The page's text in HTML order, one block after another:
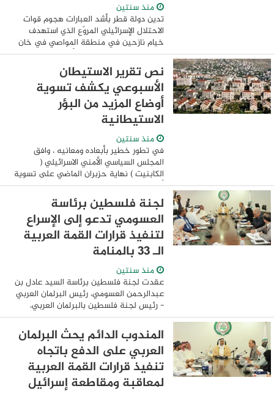
منذ سنتين
تدين دولة قطر بأشد العبارات هجوم قوات
الاحتلال الإسرائيلي المروّع الذي استهدف
خيام نازحين في منطقة المواصي في خان
يونس جنوبي قطاع غزة، وأدى إلى استشهاد
وإصابة مئات المدنيين العزّل، وتعدّه مجزرة ...
نص تقرير الاستيطان
الأسبوعي يكشف تسوية
أوضاع المزيد من البؤر
الاستيطانية
منذ سنتين
في تطور خطير بأبعاده ومعانيه ، وافق
المجلس السياسي الأمني الاسرائيلي (
الكابنيت ) نهاية حزبران الماضي على تسوية
أوضاعخمس بؤر استيطانية كان المستوطنون
قد شنوا منها 35 هجوما ضد الفلسطينيين
خلال العام ...
لجنة فلسطين برئاسة
العسومي تدعو إلى الإسراع
لتنفيذ قرارات القمة العربية
الـ 33 بالمنامة
منذ سنتين
عقدت لجنة فلسطين برئاسة السيد عادل بن
عبدالرحمن العسومي، رئيس البرلمان العربي
- رئيس لجنة فلسطين بالبرلمان العربي،
ومشاركة مندوب دولة فلسطين لدى جامعة
الدول العربية مهند العكلوك، اجتماعها
الخامس ...
المندوب الدائم يحث البرلمان
العربي على الدفع باتجاه
تنفيذ قرارات القمة العربية
لمعاقبة ومقاطعة إسرائيل